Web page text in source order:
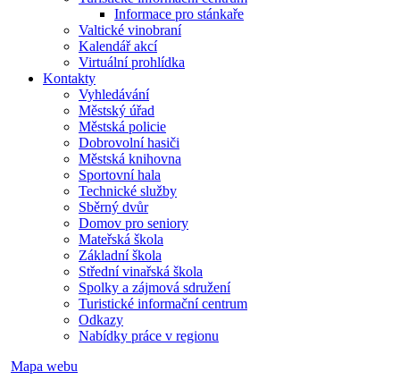
Informace pro stánkaře
Valtické vinobraní
Kalendář akcí
Virtuální prohlídka
Kontakty
Vyhledávání
Městský úřad
Městská policie
Dobrovolní hasiči
Městská knihovna
Sportovní hala
Technické služby
Sběrný dvůr
Domov pro seniory
Mateřská škola
Základní škola
Střední vinařská škola
Spolky a zájmová sdružení
Turistické informační centrum
Odkazy
Nabídky práce v regionu
Mapa webu